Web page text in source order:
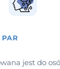
jest do